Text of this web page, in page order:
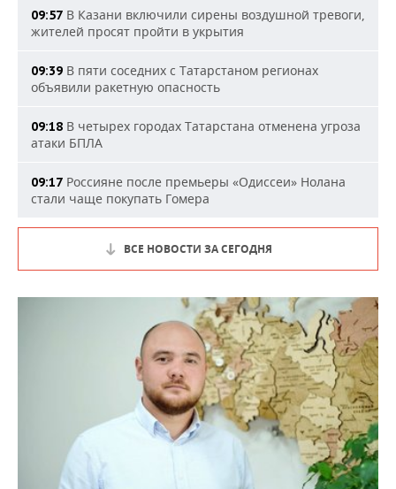
09:57 В Казани включили сирены воздушной тревоги,
жителей просят пройти в укрытия
09:39 В пяти соседних с Татарстаном регионах
объявили ракетную опасность
09:18 В четырех городах Татарстана отменена угроза
атаки БПЛА
09:17 Россияне после премьеры «Одиссеи» Нолана
стали чаще покупать Гомера
ВСЕ НОВОСТИ ЗА СЕГОДНЯ